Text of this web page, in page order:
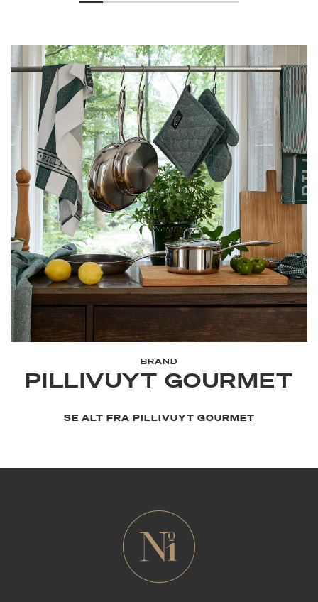
BRAND
PILLIVUYT GOURMET
SE ALT FRA PILLIVUYT GOURMET